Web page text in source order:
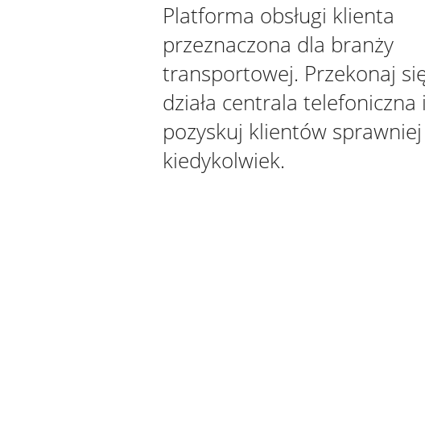
Platforma obsługi klienta
przeznaczona dla branży
transportowej. Przekonaj
działa centrala telefoniczna i
pozyskuj klientów
kiedykolwiek.